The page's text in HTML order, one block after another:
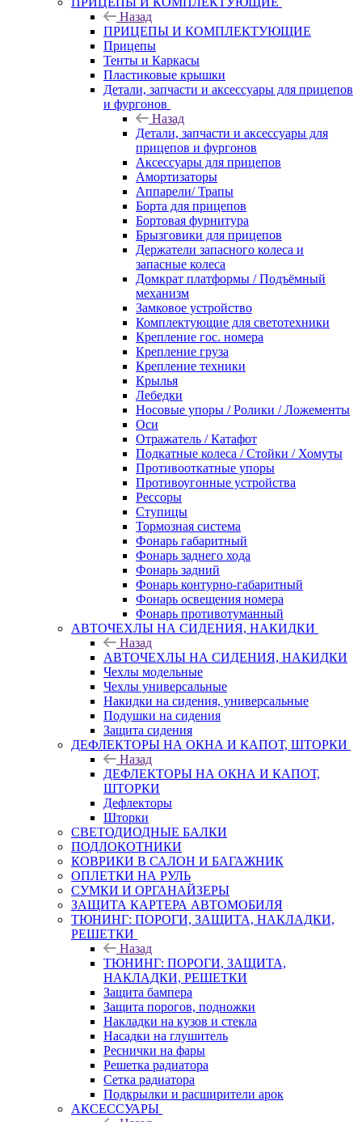
Назад
ПРИЦЕПЫ И КОМПЛЕКТУЮЩИЕ
Прицепы
Тенты и Каркасы
Пластиковые крышки
Детали, запчасти и аксессуары для прицепов
и фургонов
Назад
Детали, запчасти и аксессуары для
прицепов и фургонов
Аксессуары для прицепов
Амортизаторы
Аппарели/ Трапы
Борта для прицепов
Бортовая фурнитура
Брызговики для прицепов
Держатели запасного колеса и
запасные колеса
Домкрат платформы / Подъёмный
механизм
Замковое устройство
Комплектующие для светотехники
Крепление гос. номера
Крепление груза
Крепление техники
Крылья
Лебедки
Носовые упоры / Ролики / Ложементы
Оси
Отражатель / Катафот
Подкатные колеса / Стойки / Хомуты
Противооткатные упоры
Противоугонные устройства
Рессоры
Ступицы
Тормозная система
Фонарь габаритный
Фонарь заднего хода
Фонарь задний
Фонарь контурно-габаритный
Фонарь освещения номера
Фонарь противотуманный
АВТОЧЕХЛЫ НА СИДЕНИЯ, НАКИДКИ
Назад
АВТОЧЕХЛЫ НА СИДЕНИЯ, НАКИДКИ
Чехлы модельные
Чехлы универсальные
Накидки на сидения, универсальные
Подушки на сидения
Защита сидения
ДЕФЛЕКТОРЫ НА ОКНА И КАПОТ, ШТОРКИ
Назад
ДЕФЛЕКТОРЫ НА ОКНА И КАПОТ,
ШТОРКИ
Дефлекторы
Шторки
СВЕТОДИОДНЫЕ БАЛКИ
ПОДЛОКОТНИКИ
КОВРИКИ В САЛОН И БАГАЖНИК
ОПЛЕТКИ НА РУЛЬ
СУМКИ И ОРГАНАЙЗЕРЫ
ЗАЩИТА КАРТЕРА АВТОМОБИЛЯ
ТЮНИНГ: ПОРОГИ, ЗАЩИТА, НАКЛАДКИ,
РЕШЕТКИ
Назад
ТЮНИНГ: ПОРОГИ, ЗАЩИТА,
НАКЛАДКИ, РЕШЕТКИ
Защита бампера
Защита порогов, подножки
Накладки на кузов и стекла
Насадки на глушитель
Реснички на фары
Решетка радиатора
Сетка радиатора
Подкрылки и расширители арок
АКСЕССУАРЫ